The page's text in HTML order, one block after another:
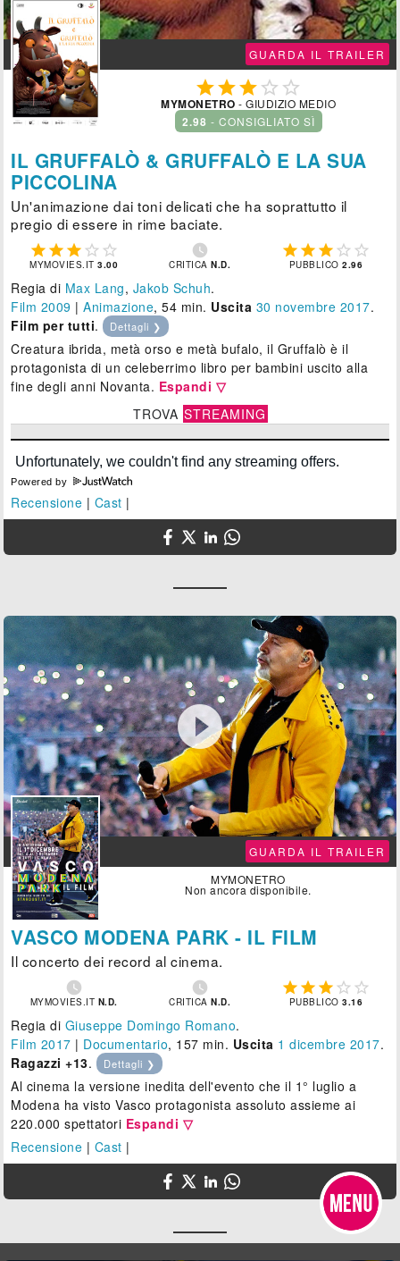
GUARDA IL TRAILER
  
MYMONETRO - GIUDIZIO MEDIO
2.98 - CONSIGLIATO SÌ
IL GRUFFALÒ & GRUFFALÒ E LA SUA
PICCOLINA
Un'animazione dai toni delicati che ha soprattutto il
pregio di essere in rime baciate.
    
MYMOVIES.IT3.00

CRITICAN.D.
    
PUBBLICO2.96
Regia di Max Lang, Jakob Schuh.
Film 2009 |Animazione, 54 min. Uscita 30 novembre 2017.
Film per tutti. Dettagli ❯
Creatura ibrida, metà orso e metà bufalo, il Gruffalò è il
protagonista di un celeberrimo libro per bambini uscito alla
fine degli anni Novanta. Espandi ▽
TROVA STREAMING
Powered by
Recensione | Cast |

GUARDA IL TRAILER
MYMONETRO
Non ancora disponibile.
VASCO MODENA PARK - IL FILM
Il concerto dei record al cinema.

MYMOVIES.IT N.D.

CRITICAN.D.
    
PUBBLICO3.16
Regia di Giuseppe Domingo Romano.
Film 2017 | Documentario, 157 min. Uscita 1 dicembre 2017.
Ragazzi +13. Dettagli ❯
Al cinema la versione inedita dell'evento che il 1° luglio a
Modena ha visto Vasco protagonista assoluto assieme ai
220.000 spettatori Espandi ▽
Recensione | Cast |